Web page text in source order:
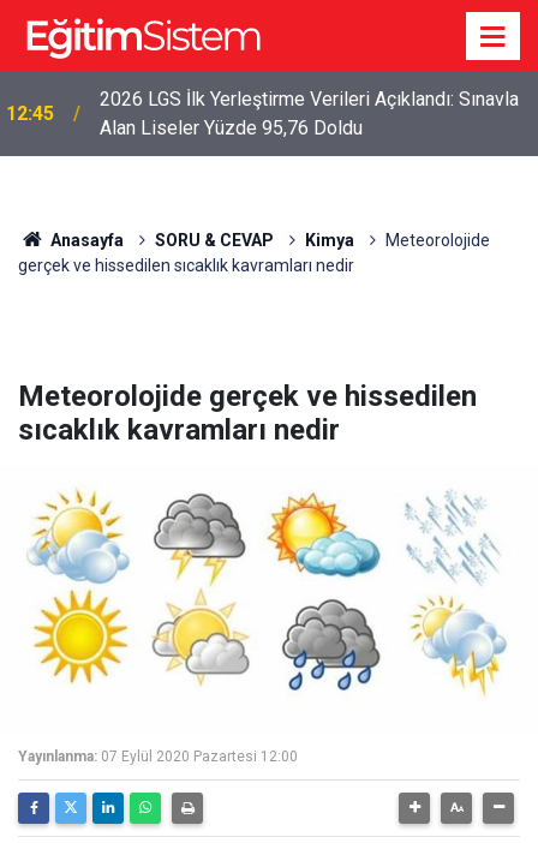
12:45
2026 LGS İlk Yerleştirme Verileri Açıklandı: Sınavla
Alan Liseler Yüzde 95,76 Doldu
04:00
2026 LGS Sonuçları Açıklandı: Her 10 Öğrenciden
Yaklaşık 9’u İlk Beş Tercihine Yerleşti
Anasayfa SORU & CEVAP Kimya
Meteorolojide
gerçek ve hissedilen sıcaklık kavramları nedir
Meteorolojide gerçek ve hissedilen
sıcaklık kavramları nedir
Yayınlanma: 07 Eylül 2020 Pazartesi 12:00